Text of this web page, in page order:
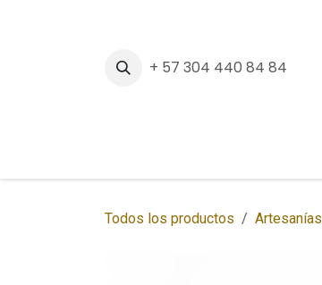
+ 57 304 440 84 84
Todos los productos Artesanías